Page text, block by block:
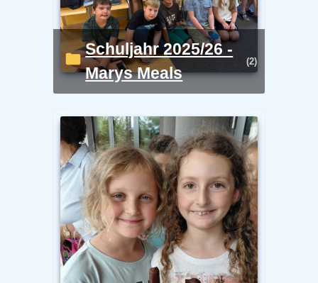
Schuljahr 2025/26 -
Marys Meals
(2)